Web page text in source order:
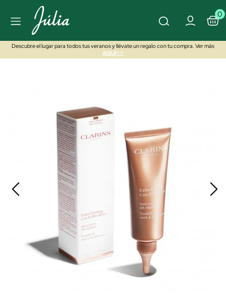
0
Descubre el lugar para todos tus veranos y llévate un regalo con tu compra. Ver más
AQUÍ>>